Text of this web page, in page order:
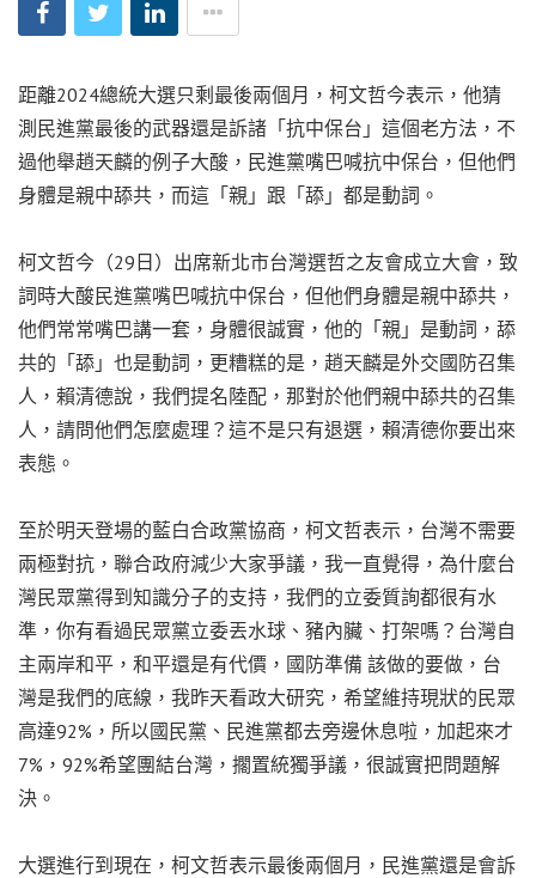
距離2024總統大選只剩最後兩個月，柯文哲今表示，他猜
測民進黨最後的武器還是訴諸「抗中保台」這個老方法，不
過他舉趙天麟的例子大酸，民進黨嘴巴喊抗中保台，但他們
身體是親中舔共，而這「親」跟「舔」都是動詞。
柯文哲今（29日）出席新北市台灣選哲之友會成立大會，致
詞時大酸民進黨嘴巴喊抗中保台，但他們身體是親中舔共，
他們常常嘴巴講一套，身體很誠實，他的「親」是動詞，舔
共的「舔」也是動詞，更糟糕的是，趙天麟是外交國防召集
人，賴清德說，我們提名陸配，那對於他們親中舔共的召集
人，請問他們怎麼處理？這不是只有退選，賴清德你要出來
表態。
至於明天登場的藍白合政黨協商，柯文哲表示，台灣不需要
兩極對抗，聯合政府減少大家爭議，我一直覺得，為什麼台
灣民眾黨得到知識分子的支持，我們的立委質詢都很有水
準，你有看過民眾黨立委丟水球、豬內臟、打架嗎？台灣自
主兩岸和平，和平還是有代價，國防準備 該做的要做，台
灣是我們的底線，我昨天看政大研究，希望維持現狀的民眾
高達92%，所以國民黨、民進黨都去旁邊休息啦，加起來才
7%，92%希望團結台灣，擱置統獨爭議，很誠實把問題解
決。
大選進行到現在，柯文哲表示最後兩個月，民進黨還是會訴